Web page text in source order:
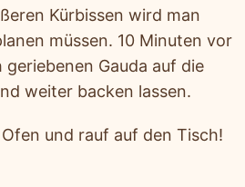
Kürbissen wird man
müssen. 10 Minuten vor
Gauda auf die
weiter backen lassen.
und rauf auf den Tisch!